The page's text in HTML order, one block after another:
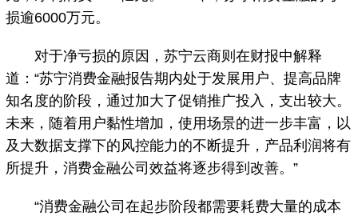
损逾6000万元。
对于净亏损的原因，苏宁云商则在财报中解释
道：“苏宁消费金融报告期内处于发展用户、提高品牌
知名度的阶段，通过加大了促销推广投入，支出较大。
未来，随着用户黏性增加，使用场景的进一步丰富，以
及大数据支撑下的风控能力的不断提升，产品利润将有
所提升，消费金融公司效益将逐步得到改善。”
“消费金融公司在起步阶段都需要耗费大量的成本